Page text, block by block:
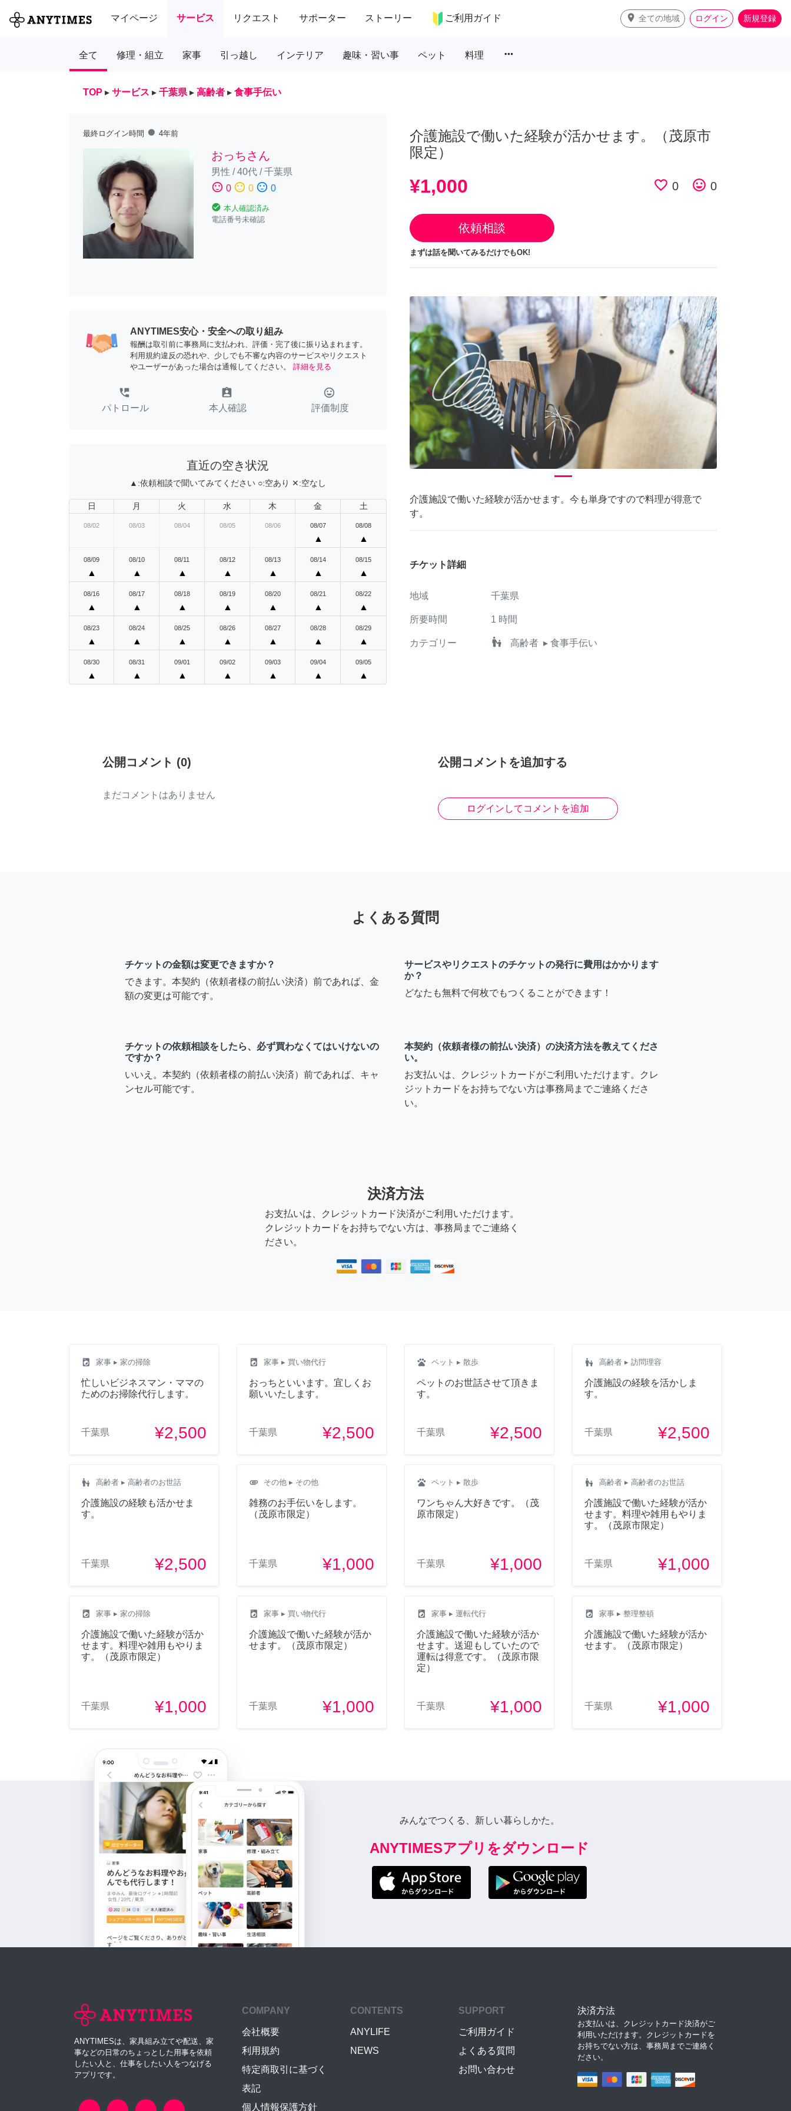
マイページ サービス リクエスト サポーター ストーリー ご利用ガイド place 全ての地域 ログイン 新規登録
全て 修理・組立 家事 引っ越し インテリア 趣味・習い事 ペット 料理 more_horiz
TOP ▸ サービス ▸ 千葉県 ▸ 高齢者 ▸ 食事手伝い
最終ログイン時間 fiber_manual_record 4年前
おっちさん
男性 /40代/千葉県
sentiment_satisfied 0 sentiment_neutral 0 sentiment_dissatisfied 0
check_circle 本人確認済み
電話番号未確認
ANYTIMES安心・安全への取り組み
報酬は取引前に事務局に支払われ、評価・完了後に振り込まれます。
利用規約違反の恐れや、少しでも不審な内容のサービスやリクエスト
やユーザーがあった場合は通報してください。
詳細を見る
perm_phone_msg
パトロール
assignment_ind
本人確認
tag_faces
評価制度
直近の空き状況
▲:依頼相談で聞いてみてください ○:空あり ✕:空なし
日 月 火 水 木 金 土
08/02 08/03 08/04 08/05 08/06 08/07
▲
08/08
▲
08/09
▲
08/10
▲
08/11
▲
08/12
▲
08/13
▲
08/14
▲
08/15
▲
08/16
▲
08/17
▲
08/18
▲
08/19
▲
08/20
▲
08/21
▲
08/22
▲
08/23
▲
08/24
▲
08/25
▲
08/26
▲
08/27
▲
08/28
▲
08/29
▲
08/30
▲
08/31
▲
09/01
▲
09/02
▲
09/03
▲
09/04
▲
09/05
▲
介護施設で働いた経験が活かせます。（茂原市
限定）
¥1,000 favorite_border 0 tag_faces 0
依頼相談
まずは話を聞いてみるだけでもOK!
arrow_back_iosPrevious arrow_forward_iosNext
介護施設で働いた経験が活かせます。今も単身ですので料理が得意で
す。
チケット詳細
地域 千葉県
所要時間 1 時間
カテゴリー escalator_warning 高齢者 ▸ 食事手伝い
公開コメント (0)
まだコメントはありません
公開コメントを追加する
ログインしてコメントを追加
よくある質問
チケットの金額は変更できますか？
できます。本契約（依頼者様の前払い決済）前であれば、金
額の変更は可能です。
サービスやリクエストのチケットの発行に費用はかかります
か？
どなたも無料で何枚でもつくることができます！
チケットの依頼相談をしたら、必ず買わなくてはいけないの
ですか？
いいえ。本契約（依頼者様の前払い決済）前であれば、キャ
ンセル可能です。
本契約（依頼者様の前払い決済）の決済方法を教えてくださ
い。
お支払いは、クレジットカードがご利用いただけます。クレ
ジットカードをお持ちでない方は事務局までご連絡くださ
い。
決済方法
お支払いは、クレジットカード決済がご利用いただけます。
クレジットカードをお持ちでない方は、事務局までご連絡く
ださい。
local_laundry_service 家事 ▸ 家の掃除
忙しいビジネスマン・ママの
ためのお掃除代行します。
千葉県 ¥2,500
local_laundry_service 家事 ▸ 買い物代行
おっちといいます。宜しくお
願いいたします。
千葉県 ¥2,500
pets ペット ▸ 散歩
ペットのお世話させて頂きま
す。
千葉県 ¥2,500
escalator_warning 高齢者 ▸ 訪問理容
介護施設の経験を活かしま
す。
千葉県 ¥2,500
escalator_warning 高齢者 ▸ 高齢者のお世話
介護施設の経験も活かせま
す。
千葉県 ¥2,500
attachment その他 ▸ その他
雑務のお手伝いをします。
（茂原市限定）
千葉県 ¥1,000
pets ペット ▸ 散歩
ワンちゃん大好きです。（茂
原市限定）
千葉県 ¥1,000
escalator_warning 高齢者 ▸ 高齢者のお世話
介護施設で働いた経験が活か
せます。料理や雑用もやりま
す。（茂原市限定）
千葉県 ¥1,000
local_laundry_service 家事 ▸ 家の掃除
介護施設で働いた経験が活か
せます。料理や雑用もやりま
す。（茂原市限定）
千葉県 ¥1,000
local_laundry_service 家事 ▸ 買い物代行
介護施設で働いた経験が活か
せます。（茂原市限定）
千葉県 ¥1,000
local_laundry_service 家事 ▸ 運転代行
介護施設で働いた経験が活か
せます。送迎もしていたので
運転は得意です。（茂原市限
定）
千葉県 ¥1,000
local_laundry_service 家事 ▸ 整理整頓
介護施設で働いた経験が活か
せます。（茂原市限定）
千葉県 ¥1,000
みんなでつくる、新しい暮らしかた。
ANYTIMESアプリをダウンロード
ANYTIMESは、家具組み立てや配送、家
事などの日常のちょっとした用事を依頼
したい人と、仕事をしたい人をつなげる
アプリです。
COMPANY
会社概要
利用規約
特定商取引に基づく
表記
個人情報保護方針
CONTENTS
ANYLIFE
NEWS
SUPPORT
ご利用ガイド
よくある質問
お問い合わせ
決済方法
お支払いは、クレジットカード決済がご
利用いただけます。クレジットカードを
お持ちでない方は、事務局までご連絡く
ださい。